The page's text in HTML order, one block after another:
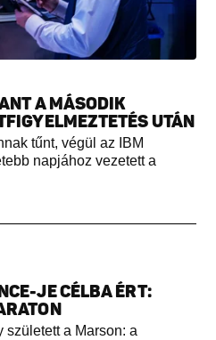
A MÁSODIK
UTÁN
tűnt, végül az IBM
napjához vezetett a
JE CÉLBA ÉRT:
született a Marson: a